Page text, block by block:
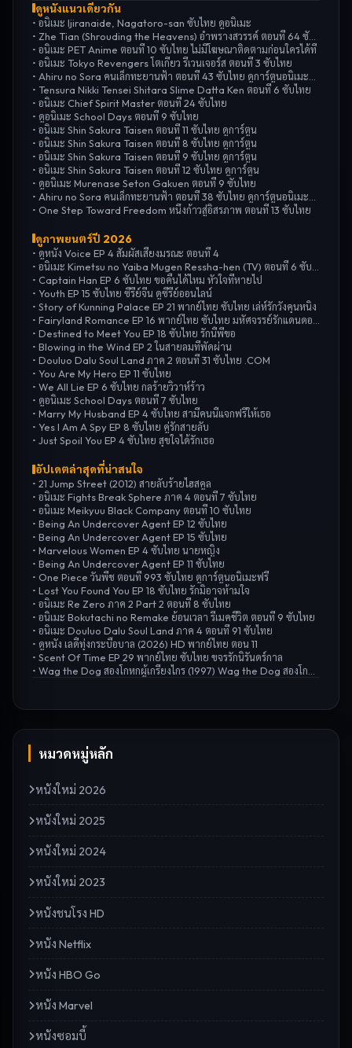
ดูหนังแนวเดียวกัน
• อนิเมะ Ijiranaide, Nagatoro-san ซับไทย ดูอนิเมะ
• Zhe Tian (Shrouding the Heavens) อำพรางสวรรค์ ตอนที่ 64 ซับไทย
• อนิเมะ PET Anime ตอนที่ 10 ซับไทย ไม่มีโฆษณาติดตามก่อนใครได้ที่
• อนิเมะ Tokyo Revengers โตเกียว รีเวนเจอร์ส ตอนที่ 3 ซับไทย
• Ahiru no Sora คนเล็กทะยานฟ้า ตอนที่ 43 ซับไทย ดูการ์ตูนอนิเมะฟรี
• Tensura Nikki Tensei Shitara Slime Datta Ken ตอนที่ 6 ซับไทย
• อนิเมะ Chief Spirit Master ตอนที่ 24 ซับไทย
• ดูอนิเมะ School Days ตอนที่ 9 ซับไทย
• อนิเมะ Shin Sakura Taisen ตอนที่ 11 ซับไทย ดูการ์ตูน
• อนิเมะ Shin Sakura Taisen ตอนที่ 8 ซับไทย ดูการ์ตูน
• อนิเมะ Shin Sakura Taisen ตอนที่ 9 ซับไทย ดูการ์ตูน
• อนิเมะ Shin Sakura Taisen ตอนที่ 12 ซับไทย ดูการ์ตูน
• ดูอนิเมะ Murenase Seton Gakuen ตอนที่ 9 ซับไทย
• Ahiru no Sora คนเล็กทะยานฟ้า ตอนที่ 38 ซับไทย ดูการ์ตูนอนิเมะฟรี
• One Step Toward Freedom หนึ่งก้าวสู่อิสรภาพ ตอนที่ 13 ซับไทย
ดูภาพยนตร์ปี 2026
• ดูหนัง Voice EP 4 สัมผัสเสียงมรณะ ตอนที่ 4
• อนิเมะ Kimetsu no Yaiba Mugen Ressha-hen (TV) ตอนที่ 6 ซับไทย
• Captain Han EP 6 ซับไทย ขอคืนได้ไหม หัวใจที่หายไป
• Youth EP 15 ซับไทย ซีรี่ย์จีน ดูซีรี่ย์ออนไลน์
• Story of Kunning Palace EP 21 พากย์ไทย ซับไทย เล่ห์รักวังคุนหนิง
• Fairyland Romance EP 16 พากย์ไทย ซับไทย มหัศจรรย์รักแดนดอกท้อ
• Destined to Meet You EP 18 ซับไทย รักนี้พี่ขอ
• Blowing in the Wind EP 2 ในสายลมที่พัดผ่าน
• Douluo Dalu Soul Land ภาค 2 ตอนที่ 31 ซับไทย .COM
• You Are My Hero EP 11 ซับไทย
• We All Lie EP 6 ซับไทย กลร้ายวิวาห์ร้าว
• ดูอนิเมะ School Days ตอนที่ 7 ซับไทย
• Marry My Husband EP 4 ซับไทย สามีคนนี้แจกฟรีให้เธอ
• Yes I Am A Spy EP 8 ซับไทย คู่รักสายลับ
• Just Spoil You EP 4 ซับไทย สุขใจได้รักเธอ
อัปเดตล่าสุดที่น่าสนใจ
• 21 Jump Street (2012) สายลับร้ายไฮสคูล
• อนิเมะ Fights Break Sphere ภาค 4 ตอนที่ 7 ซับไทย
• อนิเมะ Meikyuu Black Company ตอนที่ 10 ซับไทย
• Being An Undercover Agent EP 12 ซับไทย
• Being An Undercover Agent EP 15 ซับไทย
• Marvelous Women EP 4 ซับไทย นายหญิง
• Being An Undercover Agent EP 11 ซับไทย
• One Piece วันพีช ตอนที่ 993 ซับไทย ดูการ์ตูนอนิเมะฟรี
• Lost You Found You EP 18 ซับไทย รักมิอาจห้ามใจ
• อนิเมะ Re Zero ภาค 2 Part 2 ตอนที่ 8 ซับไทย
• อนิเมะ Bokutachi no Remake ย้อนเวลา รีเมคชีวิต ตอนที่ 9 ซับไทย
• อนิเมะ Douluo Dalu Soul Land ภาค 4 ตอนที่ 91 ซับไทย
• ดูหนัง เลดี้ทุ่งกระบือบาล (2026) HD พากย์ไทย ตอน 11
• Scent Of Time EP 29 พากย์ไทย ซับไทย ขจรรักนิรันดร์กาล
• Wag the Dog สองโกหกผู้เกรียงไกร (1997) Wag the Dog สองโกหกผู้เกรียงไกร (1997)
หมวดหมู่หลัก
หนังใหม่ 2026
หนังใหม่ 2025
หนังใหม่ 2024
หนังใหม่ 2023
หนังชนโรง HD
หนัง Netflix
หนัง HBO Go
หนัง Marvel
หนังซอมบี้